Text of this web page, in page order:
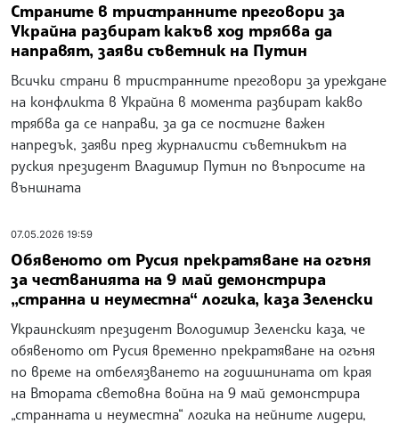
Страните в тристранните преговори за
Украйна разбират какъв ход трябва да
направят, заяви съветник на Путин
Всички страни в тристранните преговори за уреждане
на конфликта в Украйна в момента разбират какво
трябва да се направи, за да се постигне важен
напредък, заяви пред журналисти съветникът на
руския президент Владимир Путин по въпросите на
външната
07.05.2026 19:59
Обявеното от Русия прекратяване на огъня
за честванията на 9 май демонстрира
„странна и неуместна“ логика, каза Зеленски
Украинският президент Володимир Зеленски каза, че
обявеното от Русия временно прекратяване на огъня
по време на отбелязването на годишнината от края
на Втората световна война на 9 май демонстрира
„странната и неуместна“ логика на нейните лидери,